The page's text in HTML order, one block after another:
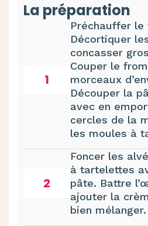
La préparation
1
Préchauffer le
Décortiquer
concasser
Couper le
morceaux
Découper la
avec en
cercles de la
les moules à
2
Foncer les
à tartelettes
pâte. Battre
ajouter la
bien mélanger.